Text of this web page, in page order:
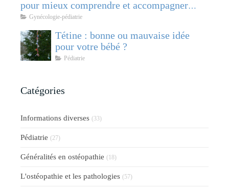
pour mieux comprendre et accompagner
cette pathologie féminine
Gynécologie-pédiatrie
Tétine : bonne ou mauvaise idée
pour votre bébé ?
Pédiatrie
Catégories
Informations diverses (33)
Pédiatrie (27)
Généralités en ostéopathie (18)
L'ostéopathie et les pathologies (57)